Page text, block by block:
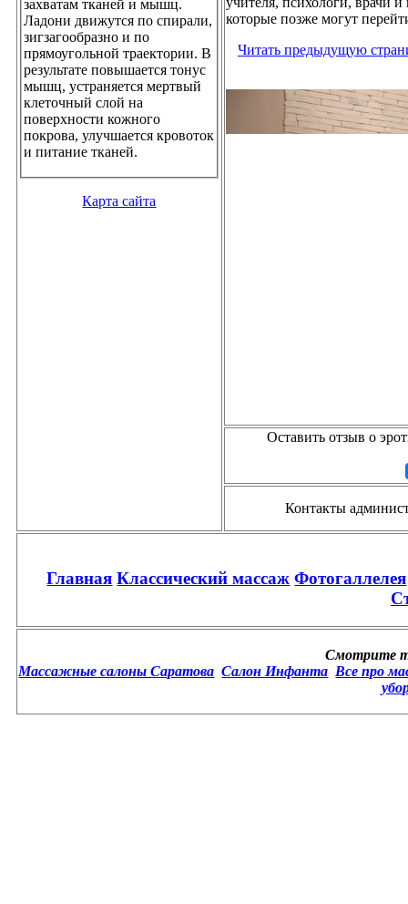
захватам тканей и мышц.
Ладони движутся по спирали,
зигзагообразно и по
прямоугольной траектории. В
результате повышается тонус
мышц, устраняется мертвый
клеточный слой на
поверхности кожного
покрова, улучшается кровоток
и питание тканей.
Карта сайта
которые позже могут
Читать предыдущую
Оставить отзыв о
Контакты
Главная Классический массаж Фотогаллелея
Смотрите
Массажные салоны Саратова Салон Инфанта Все про